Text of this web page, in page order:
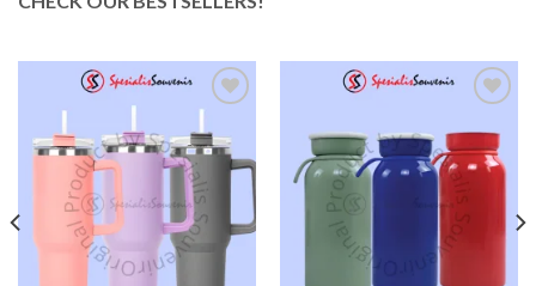
Add to
wishlist
Add to
wishlist